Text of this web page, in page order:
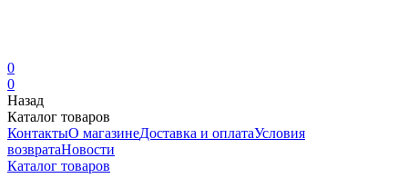
0
0
Назад
Каталог товаров
КонтактыО магазинеДоставка и оплатаУсловия
возвратаНовости
Каталог товаров